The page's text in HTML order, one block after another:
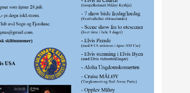
CAMPINGPORTALEN
GRAFISK PROFIL
ANNONSERING / ADVERTISING